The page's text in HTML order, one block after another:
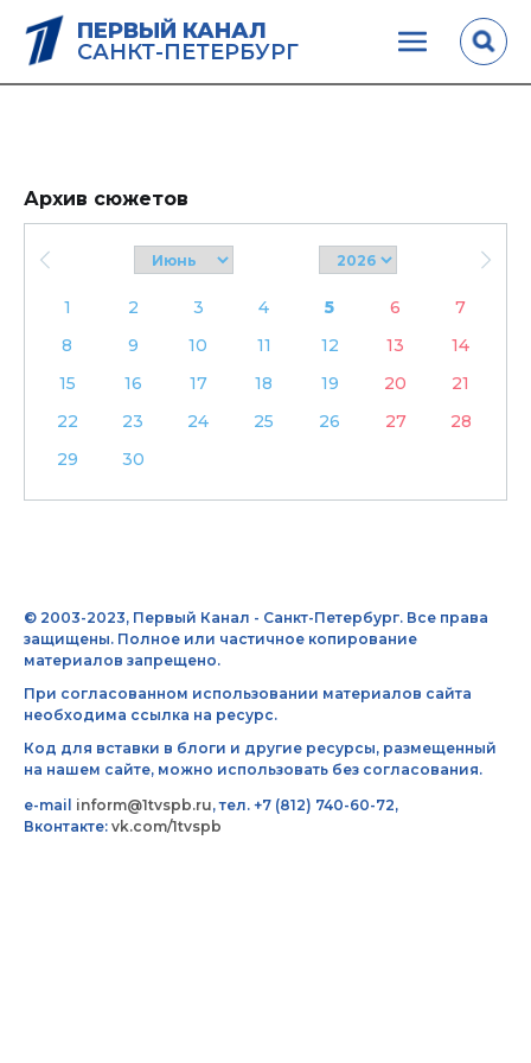
ПЕРВЫЙ КАНАЛ
САНКТ-ПЕТЕРБУРГ
Архив сюжетов
1 2 3 4 5 6
7
8
9 10 11 12 13
14
15
16 17 18 19 20
21
22
23 24 25 26 27
28
29
30
© 2003-2023, Первый Канал - Санкт-Петербург. Все права
защищены. Полное или частичное копирование
материалов запрещено.
При согласованном использовании материалов сайта
необходима ссылка на ресурс.
Код для вставки в блоги и другие ресурсы, размещенный
на нашем сайте, можно использовать без согласования.
e-mail inform@1tvspb.ru, тел. +7 (812) 740-60-72,
Вконтакте: vk.com/1tvspb